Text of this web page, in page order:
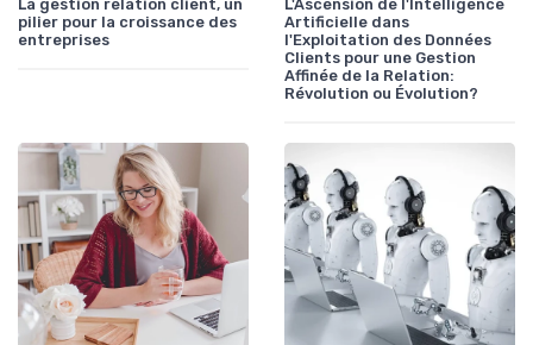
La gestion relation client, un
pilier pour la croissance des
entreprises
L'Ascension de l'Intelligence
Artificielle dans
l'Exploitation des Données
Clients pour une Gestion
Affinée de la Relation:
Révolution ou Évolution?